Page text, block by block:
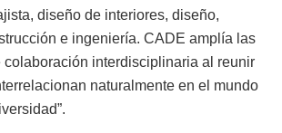
diseño de interiores, diseño,
e ingeniería. CADE amplía las
colaboración interdisciplinaria al reunir
naturalmente en el mundo